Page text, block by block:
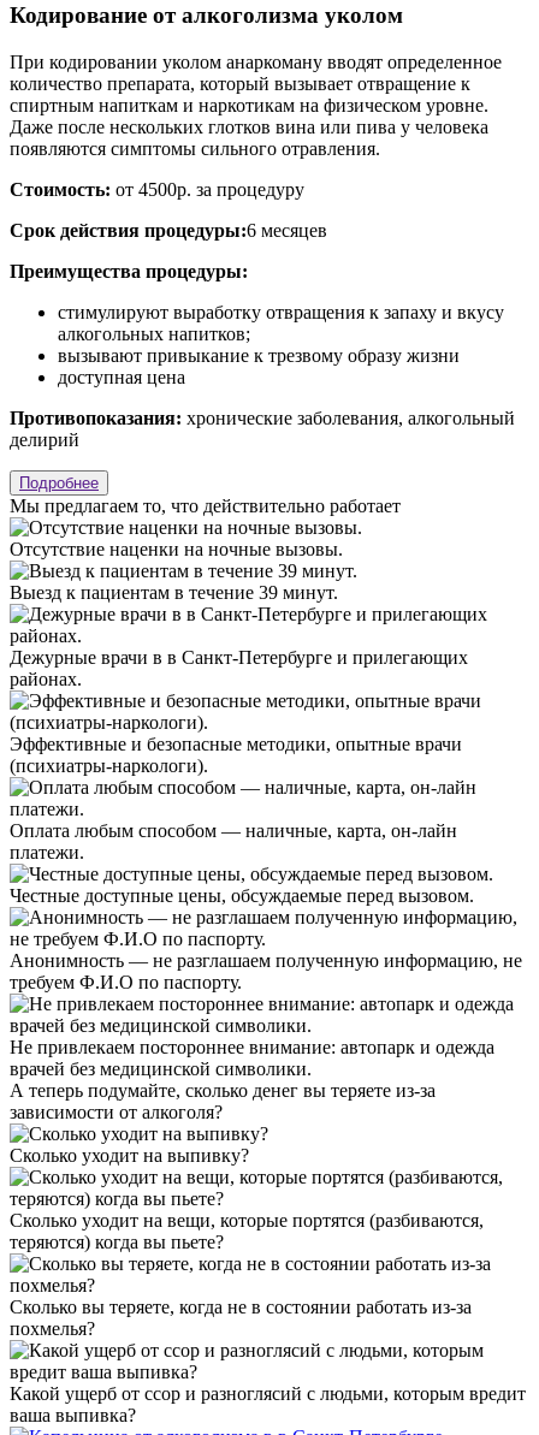
Кодирование от алкоголизма уколом
При кодировании уколом анаркоману вводят определенное
количество препарата, который вызывает отвращение к
спиртным напиткам и наркотикам на физическом уровне.
Даже после нескольких глотков вина или пива у человека
появляются симптомы сильного отравления.
Стоимость: от 4500р. за процедуру
Срок действия процедуры:6 месяцев
Преимущества процедуры:
стимулируют выработку отвращения к запаху и вкусу
алкогольных напитков;
вызывают привыкание к трезвому образу жизни
доступная цена
Противопоказания: хронические заболевания, алкогольный
делирий
Подробнее
Мы предлагаем то, что действительно работает
Отсутствие наценки на ночные вызовы.
Выезд к пациентам в течение 39 минут.
Дежурные врачи в в Санкт-Петербурге и прилегающих
районах.
Эффективные и безопасные методики, опытные врачи
(психиатры-наркологи).
Оплата любым способом — наличные, карта, он-лайн
платежи.
Честные доступные цены, обсуждаемые перед вызовом.
Анонимность — не разглашаем полученную информацию, не
требуем Ф.И.О по паспорту.
Не привлекаем постороннее внимание: автопарк и одежда
врачей без медицинской символики.
А теперь подумайте, сколько денег вы теряете из-за
зависимости от алкоголя?
Сколько уходит на выпивку?
Сколько уходит на вещи, которые портятся (разбиваются,
теряются) когда вы пьете?
Сколько вы теряете, когда не в состоянии работать из-за
похмелья?
Какой ущерб от ссор и разноглясий с людьми, которым вредит
ваша выпивка?